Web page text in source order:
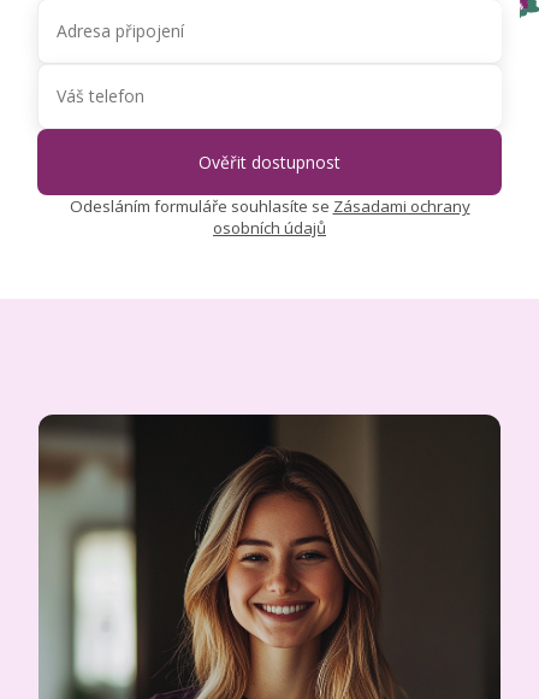
Odesláním formuláře souhlasíte se Zásadami ochrany
osobních údajů